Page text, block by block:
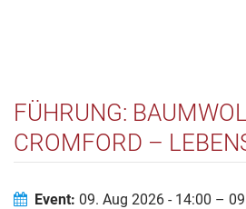
FÜHRUNG:
CROMFORD –
Event: 09. Aug 2026 - 14:00 –